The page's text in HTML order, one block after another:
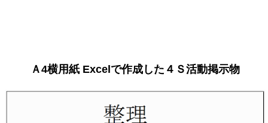
Ａ4横用紙 Excelで作成した４Ｓ活動掲示物